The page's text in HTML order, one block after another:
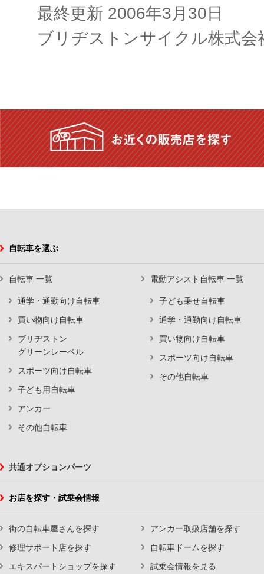
最終更新 2006年3月30日
ブリヂストンサイクル株式会
自転車を選ぶ
自転車 一覧
通学・通勤向け自転車
買い物向け自転車
ブリヂストン
グリーンレーベル
スポーツ向け自転車
子ども用自転車
アンカー
その他自転車
電動アシスト自転車 一覧
子ども乗せ自転車
通学・通勤向け自転車
買い物向け自転車
スポーツ向け自転車
その他自転車
共通オプションパーツ
お店を探す・試乗会情報
街の自転車屋さんを探す
修理サポート店を探す
エキスパートショップを探す
アンカー取扱店舗を探す
自転車ドームを探す
試乗会情報を見る